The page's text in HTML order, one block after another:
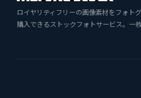
ロイヤリティフリーの画像素材をフォト
購入できるストックフォトサービス。一